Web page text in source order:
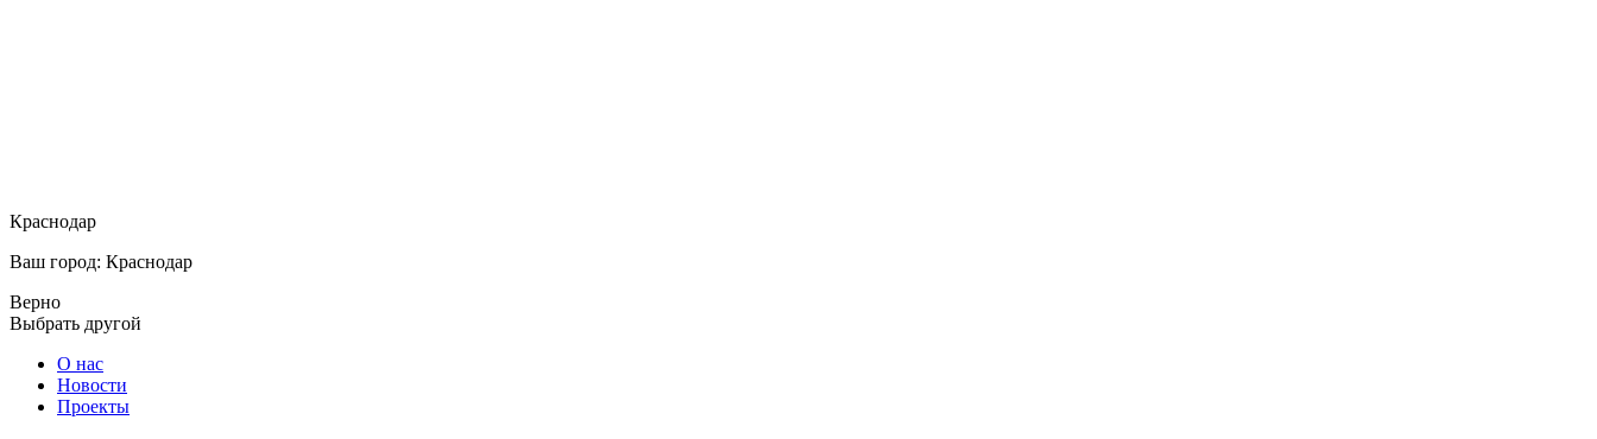
Краснодар
Ваш город: Краснодар
Верно
Выбрать другой
О нас
Новости
Проекты